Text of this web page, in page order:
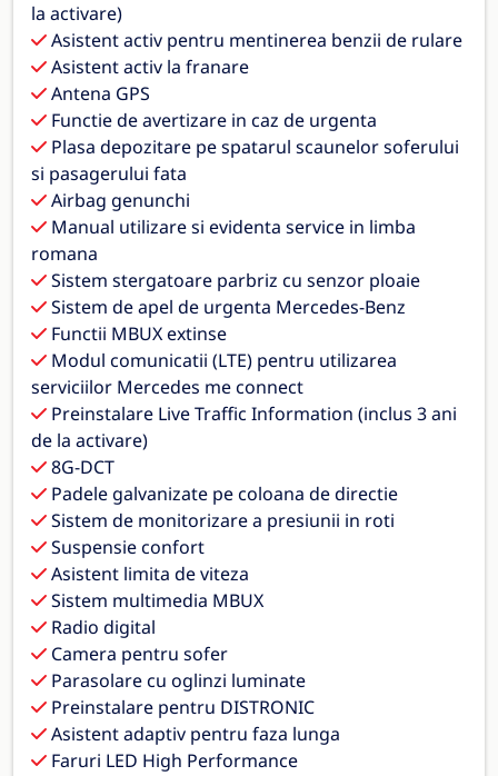
la activare)
Asistent activ pentru mentinerea benzii de rulare
Asistent activ la franare
Antena GPS
Functie de avertizare in caz de urgenta
Plasa depozitare pe spatarul scaunelor soferului
si pasagerului fata
Airbag genunchi
Manual utilizare si evidenta service in limba
romana
Sistem stergatoare parbriz cu senzor ploaie
Sistem de apel de urgenta Mercedes-Benz
Functii MBUX extinse
Modul comunicatii (LTE) pentru utilizarea
serviciilor Mercedes me connect
Preinstalare Live Traffic Information (inclus 3 ani
de la activare)
8G-DCT
Padele galvanizate pe coloana de directie
Sistem de monitorizare a presiunii in roti
Suspensie confort
Asistent limita de viteza
Sistem multimedia MBUX
Radio digital
Camera pentru sofer
Parasolare cu oglinzi luminate
Preinstalare pentru DISTRONIC
Asistent adaptiv pentru faza lunga
Faruri LED High Performance